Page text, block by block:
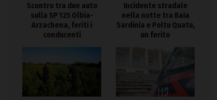
Scontro tra due auto
sulla SP 125 Olbia-
Arzachena, feriti i
conducenti
Incidente stradale
nella notte tra Baia
Sardinia e Poltu Quatu,
un ferito